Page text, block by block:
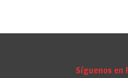
Síguenos en